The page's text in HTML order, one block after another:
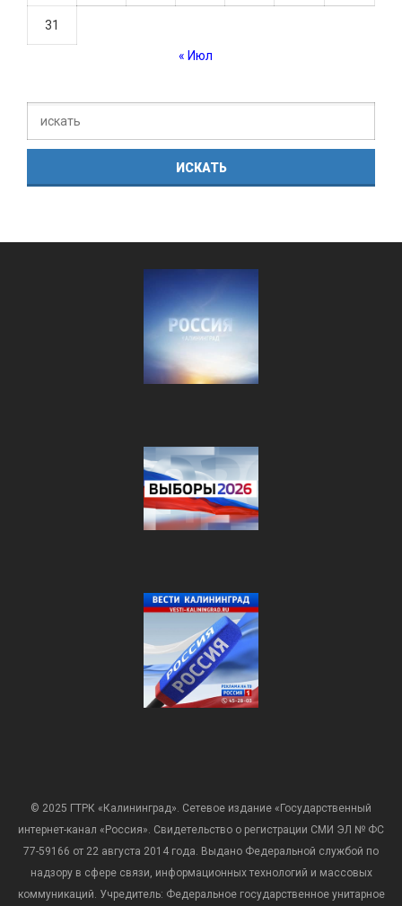
31
« Июл
© 2025 ГТРК «Калининград». Сетевое издание «Государственный
интернет-канал «Россия». Свидетельство о регистрации СМИ ЭЛ № ФС
77-59166 от 22 августа 2014 года. Выдано Федеральной службой по
надзору в сфере связи, информационных технологий и массовых
коммуникаций. Учредитель: Федеральное государственное унитарное